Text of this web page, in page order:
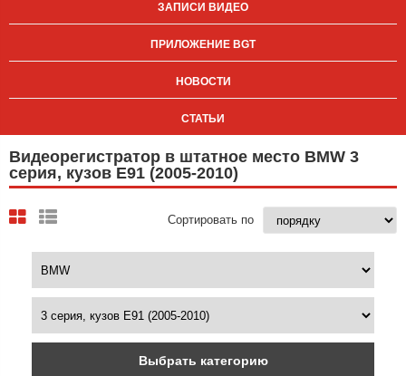
ЗАПИСИ ВИДЕО
ПРИЛОЖЕНИЕ BGT
НОВОСТИ
СТАТЬИ
Видеорегистратор в штатное место BMW 3
серия, кузов E91 (2005-2010)
Сортировать по
Выбрать категорию